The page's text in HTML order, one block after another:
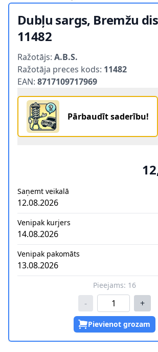
Dubļu sargs, Bremžu
11482
Ražotājs: A.B.S.
Ražotāja preces kods: 11482
EAN: 8717109717969
Pārbaudīt saderību!
Saņemt veikalā
12.08.2026
Venipak kurjers
14.08.2026
Venipak pakomāts
13.08.2026
Pieejams: 16
- +
Pievienot grozam